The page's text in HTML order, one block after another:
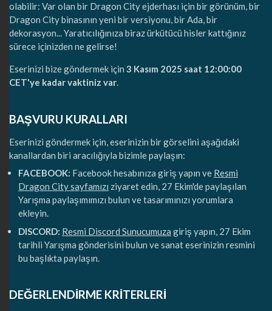
olabilir: Var olan bir Dragon City ejderhası için bir görünüm, bir
Dragon City binasının yeni bir versiyonu, bir Ada, bir
dekorasyon... Yaratıcılığınıza biraz ürkütücü hisler kattığınız
sürece içinizden ne gelirse!
Eserinizi bize göndermek için 3 Kasım 2025 saat 12:00:00
CET'ye kadar vaktiniz var.
BAŞVURU KURALLARI
Eserinizi göndermek için, eserinizin bir görselini aşağıdaki
kanallardan biri aracılığıyla bizimle paylaşın:
FACEBOOK: Facebook hesabınıza giriş yapın ve Resmi
Dragon City sayfamızı ziyaret edin, 27 Ekim'de paylaşılan
Yarışma paylaşımımızı bulun ve tasarımınızı yorumlara
ekleyin.
DISCORD: Resmi Discord Sunucumuza giriş yapın, 27 Ekim
tarihli Yarışma gönderisini bulun ve sanat eserinizin resmini
bu başlıkta paylaşın.
DEĞERLENDİRME KRİTERLERİ